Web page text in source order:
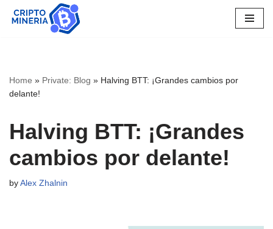
Home » Private: Blog » Halving BTT: ¡Grandes cambios por
delante!
Halving BTT: ¡Grandes
cambios por delante!
by Alex Zhalnin